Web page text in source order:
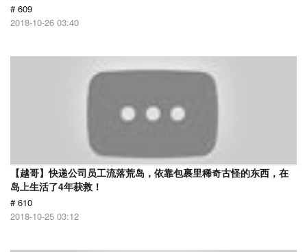
# 609
2018-10-26 03:40
【越哥】快递公司员工流落荒岛，依靠包裹里稀奇古怪的东西，在
岛上生活了4年获救！
# 610
2018-10-25 03:12